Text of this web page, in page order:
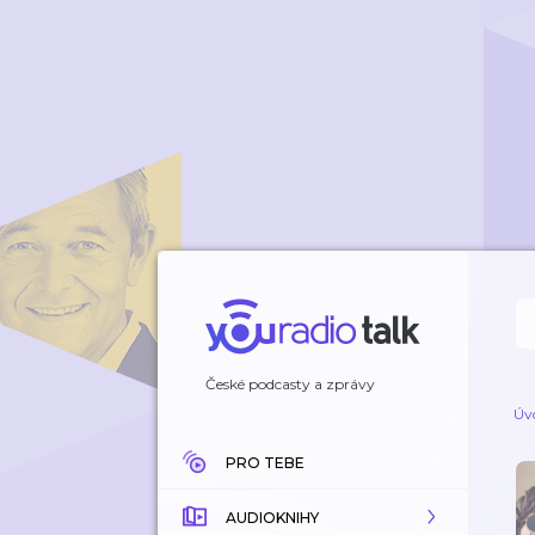
České podcasty a zprávy
PRO TEBE
AUDIOKNIHY